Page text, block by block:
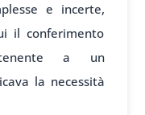
e incerte,
il conferimento
a un
la necessità